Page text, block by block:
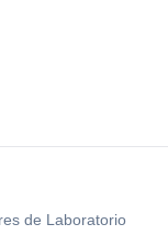
de Laboratorio